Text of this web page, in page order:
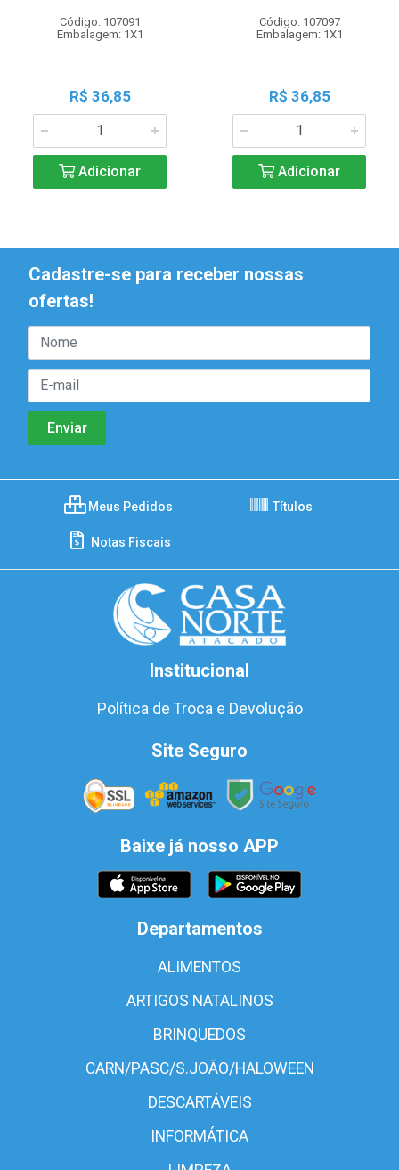
Código: 107091
Embalagem: 1X1
R$ 36,85
Adicionar
Código: 107097
Embalagem: 1X1
R$ 36,85
Adicionar
Cadastre-se para receber nossas
ofertas!
Meus Pedidos Títulos
Notas Fiscais
Institucional
Política de Troca e Devolução
Site Seguro
Baixe já nosso APP
Departamentos
ALIMENTOS
ARTIGOS NATALINOS
BRINQUEDOS
CARN/PASC/S.JOÃO/HALOWEEN
DESCARTÁVEIS
INFORMÁTICA